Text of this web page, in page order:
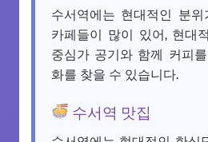
수서역에는 현대적인 분
카페들이 많이 있어, 현대
중심가 공기와 함께 커피
화를 찾을 수 있습니다.
수서역 맛집